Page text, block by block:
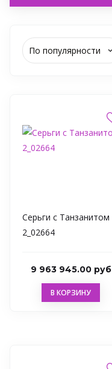
По популярности
Серьги с Танзанитом
2_02664
9 963 945.00 руб
В КОРЗИНУ